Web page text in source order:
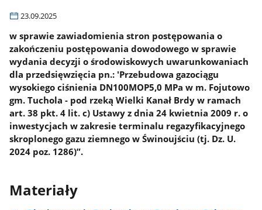
23.09.2025
w sprawie zawiadomienia stron postępowania o
zakończeniu postępowania dowodowego w sprawie
wydania decyzji o środowiskowych uwarunkowaniach
dla przedsięwzięcia pn.: 'Przebudowa gazociągu
wysokiego ciśnienia DN100MOP5,0 MPa w m. Fojutowo
gm. Tuchola - pod rzeką Wielki Kanał Brdy w ramach
art. 38 pkt. 4 lit. c) Ustawy z dnia 24 kwietnia 2009 r. o
inwestycjach w zakresie terminalu regazyfikacyjnego
skroplonego gazu ziemnego w Świnoujściu (tj. Dz. U.
2024 poz. 1286)”.
Materiały